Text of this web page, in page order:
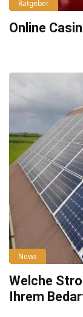
Ratgeber
Online
News
Welche
Ihrem